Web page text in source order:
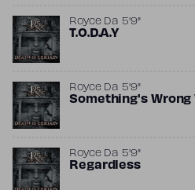
Royce Da 5'9"
T.O.D.A.Y
Royce Da 5'9"
Something's Wrong
Royce Da 5'9"
Regardless